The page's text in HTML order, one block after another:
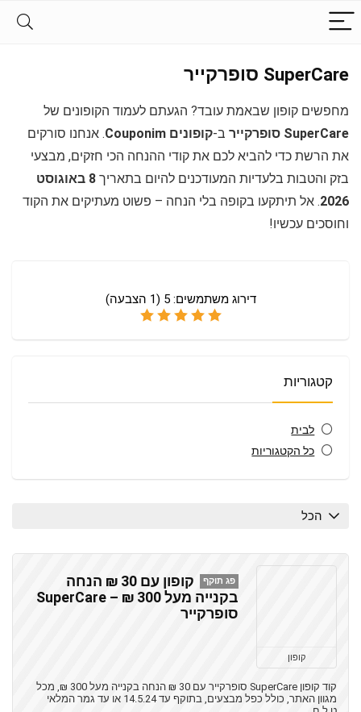
SuperCare סופרקייר
מחפשים קופון שבאמת עובד? הגעתם לעמוד הקופונים של
SuperCare סופרקייר
ב-קופונים Couponim
. אנחנו סורקים
את הרשת כדי להביא לכם את קודי ההנחה הכי חזקים, מבצעי
בזק והטבות בלעדיות המעודכנים להיום בתאריך
8 באוגוסט
2026. אל תיתקעו בקופה בלי הנחה – פשוט מעתיקים את הקוד
וחוסכים עכשיו!
דירוג משתמשים:5
(
1 הצבעה)
קטגוריות
לבית
כל הקטגוריות
הכל
קופון
פג תוקף
קופון עם 30 ₪ הנחה
בקנייה מעל 300 ₪ – SuperCare
סופרקייר
קוד קופון SuperCare סופרקייר עם 30 ₪ הנחה בקנייה מעל 300 ₪, מכל
מגוון האתר, כולל כפל מבצעים, בתוקף עד 14.5.24 או עד גמר המלאי